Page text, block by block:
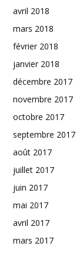
avril 2018
mars 2018
février 2018
janvier 2018
décembre 2017
novembre 2017
octobre 2017
septembre 2017
août 2017
juillet 2017
juin 2017
mai 2017
avril 2017
mars 2017